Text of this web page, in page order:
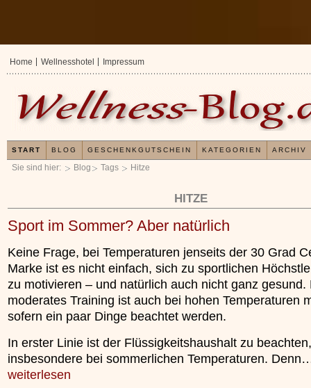
Sie sind hier: Blog Tags Hitze
HITZE
Sport im Sommer? Aber natürlich
Keine Frage, bei Temperaturen jenseits der 30 Grad
Marke ist es nicht einfach, sich zu sportlichen
zu motivieren – und natürlich auch nicht ganz gesund.
moderates Training ist auch bei hohen Temperaturen
sofern ein paar Dinge beachtet werden.
In erster Linie ist der Flüssigkeitshaushalt zu beachten,
insbesondere bei sommerlichen Temperaturen.
weiterlesen
x
Erfahrungen mit und Anwendungsweisen von
Kieselsäuregel
»»»
Kleines Wellness
Home Wellnesshotel Impressum
START BLOG GESCHENKGUTSCHEIN KATEGORIEN ARCHIV